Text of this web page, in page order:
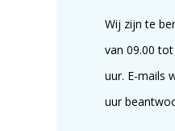
Wij zijn te
van 09.00
uur. E-mails
uur